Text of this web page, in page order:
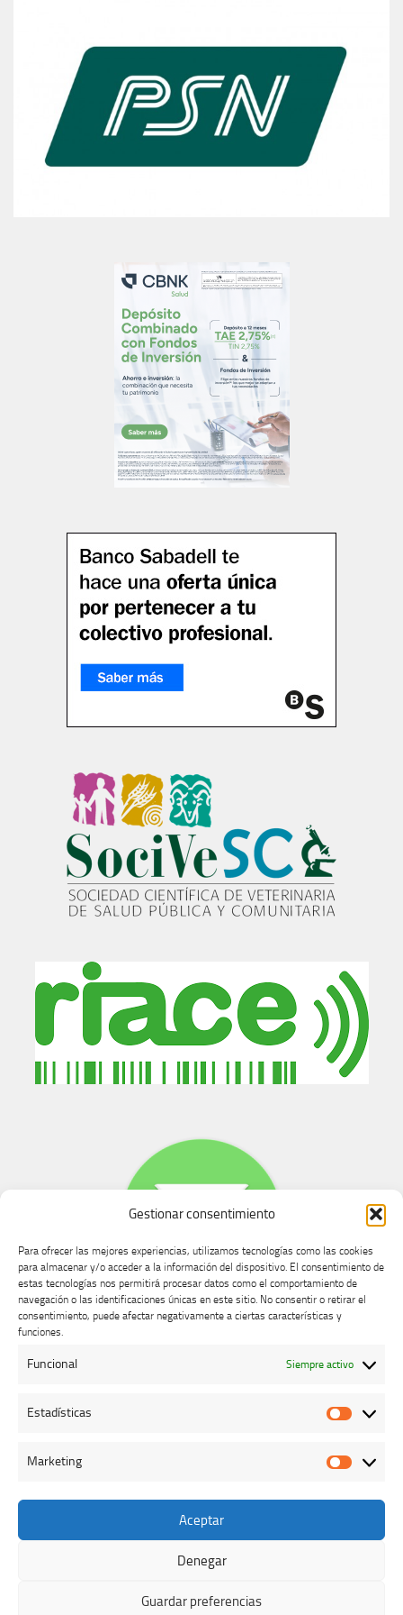
Gestionar consentimiento
Para ofrecer las mejores experiencias, utilizamos tecnologías como las cookies
para almacenar y/o acceder a la información del dispositivo. El consentimiento de
estas tecnologías nos permitirá procesar datos como el comportamiento de
navegación o las identificaciones únicas en este sitio. No consentir o retirar el
consentimiento, puede afectar negativamente a ciertas características y
funciones.
Funcional Siempre activo
Estadísticas
Marketing
Aceptar
Denegar
Guardar preferencias
Buzón de dudas, quejas y sugerencias
Colegio Oficial de Veterinarios de Cáceres © 2026. Todos los